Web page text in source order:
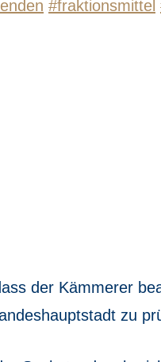
#fraktionsmittel
der Kämmerer
zu